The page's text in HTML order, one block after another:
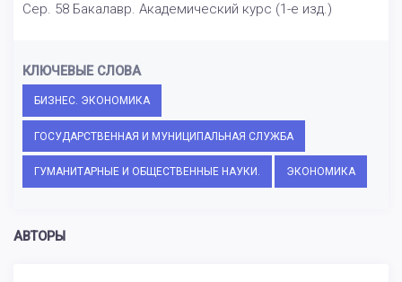
Сер. 58 Бакалавр. Академический курс (1-е изд.)
КЛЮЧЕВЫЕ СЛОВА
БИЗНЕС. ЭКОНОМИКА
ГОСУДАРСТВЕННАЯ И МУНИЦИПАЛЬНАЯ СЛУЖБА
ГУМАНИТАРНЫЕ И ОБЩЕСТВЕННЫЕ НАУКИ. ЭКОНОМИКА
АВТОРЫ